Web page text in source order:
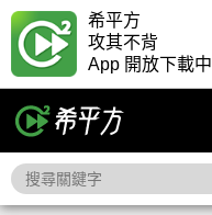
希平方
攻其不背
App 開放下載中